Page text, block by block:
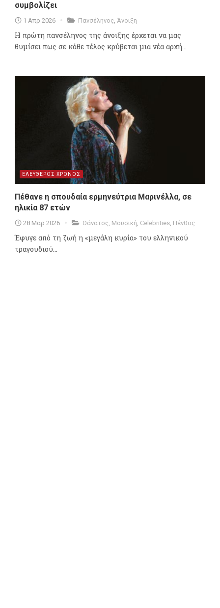
συμβολίζει
1 Απρ 2026 Πανσέληνος, Άνοιξη
Η πρώτη πανσέληνος της άνοιξης έρχεται να μας
θυμίσει πως σε κάθε τέλος κρύβεται μια νέα αρχή...
ΕΛΕΥΘΕΡΟΣ ΧΡΟΝΟΣ
Πέθανε η σπουδαία ερμηνεύτρια Μαρινέλλα, σε
ηλικία 87 ετών
28 Μαρ 2026 Θάνατος Μουσική Celebrities Πένθος
Έφυγε από τη ζωή η «μεγάλη κυρία» του ελληνικού
τραγουδιού...